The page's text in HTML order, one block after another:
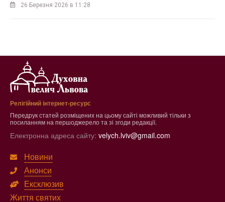
26 Березня 2026 в 11:28
Релігійний інтернет-ресурс
Передрук статей розміщених на цьому сайті можливий тільки з
посиланням на першоджерело та зі згоди редакції.
Електронна адреса сайту: velych.lviv@gmail.com
Новини
Анонси
Ексклюзив
Життя святих